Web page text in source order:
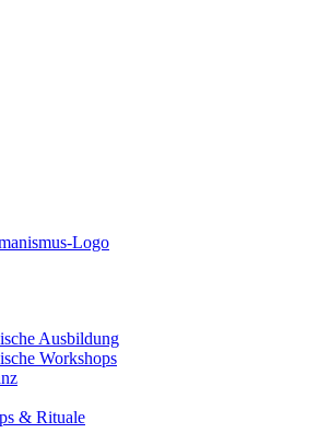
Ausbildung
Workshops
& Rituale